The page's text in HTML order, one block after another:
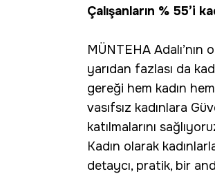
Çalışanların % 55’i
MÜNTEHA
yarıdan fazlası da
gereği hem kadın
vasıfsız kadınlara
katılmalarını
Kadın olarak
detaycı, pratik, bir